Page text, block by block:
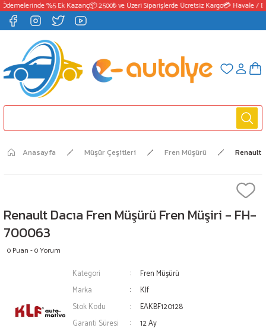
%5 Ek Kazanç📦 2500₺ ve Üzeri Siparişlerde Ücretsiz Kargo💳 Havale /
Anasayfa Müşür Çeşitleri Fren Müşürü Renault
Renault Dacıa Fren Müşürü Fren Müşiri - FH-
700063
0 Puan - 0 Yorum
Kategori
Fren Müşürü
Marka
Klf
Stok Kodu
EAKBF120128
Garanti Süresi
12 Ay